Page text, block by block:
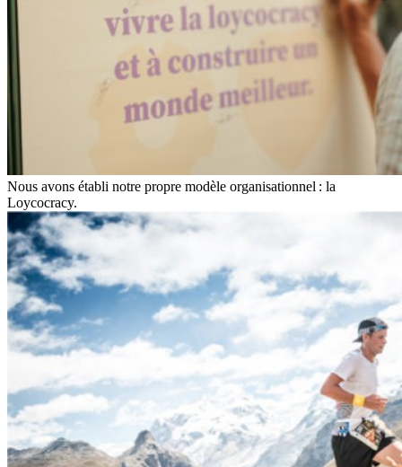
Nous avons établi notre propre modèle organisationnel : la
Loycocracy.